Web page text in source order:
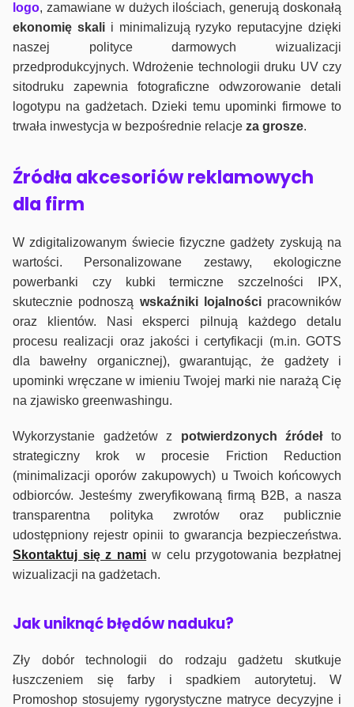
logo, zamawiane w dużych ilościach, generują doskonałą
ekonomię skalii minimalizują ryzyko reputacyjne dzięki
naszej polityce darmowych wizualizacji
przedprodukcyjnych. Wdrożenie technologii druku UV czy
sitodruku zapewnia fotograficzne odwzorowanie detali
logotypu na gadżetach. Dzieki temu upominki firmowe to
trwała inwestycja w bezpośrednie relacje za grosze.
Źródła akcesoriów reklamowych
dla firm
W zdigitalizowanym świecie fizyczne gadżety zyskują na
wartości. Personalizowane zestawy, ekologiczne
powerbanki czy kubki termiczne szczelności IPX,
skutecznie podnoszą wskaźniki lojalnościpracowników
oraz klientów. Nasi eksperci pilnują każdego detalu
procesu realizacji oraz jakości i certyfikacji (m.in. GOTS
dla bawełny organicznej), gwarantując, że gadżety i
upominki wręczane w imieniu Twojej marki nie narażą Cię
na zjawisko greenwashingu.
Wykorzystanie gadżetów z potwierdzonych źródełto
strategiczny krok w procesie Friction Reduction
(minimalizacji oporów zakupowych) u Twoich końcowych
odbiorców. Jesteśmy zweryfikowaną firmą B2B, a nasza
transparentna polityka zwrotów oraz publicznie
udostępniony rejestr opinii to gwarancja bezpieczeństwa.
Skontaktuj się z nami w celu przygotowania bezpłatnej
wizualizacji na gadżetach.
Jak uniknąć błędów naduku?
Zły dobór technologii do rodzaju gadżetu skutkuje
łuszczeniem się farby i spadkiem autorytetuj. W
Promoshop stosujemy rygorystyczne matryce decyzyjne i